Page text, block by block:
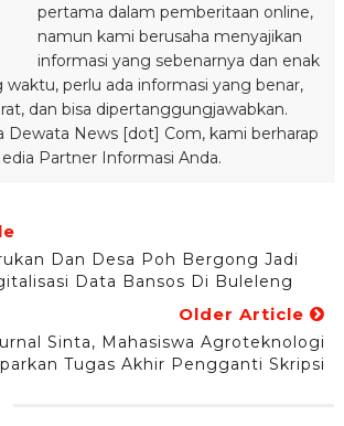
pertama dalam pemberitaan online,
namun kami berusaha menyajikan
informasi yang sebenarnya dan enak
waktu, perlu ada informasi yang benar,
dan bisa dipertanggungjawabkan.
Dewata News [dot] Com, kami berharap
Partner Informasi Anda.
Dan Desa Poh Bergong Jadi
Data Bansos Di Buleleng
Older Article
Sinta, Mahasiswa Agroteknologi
Tugas Akhir Pengganti Skripsi